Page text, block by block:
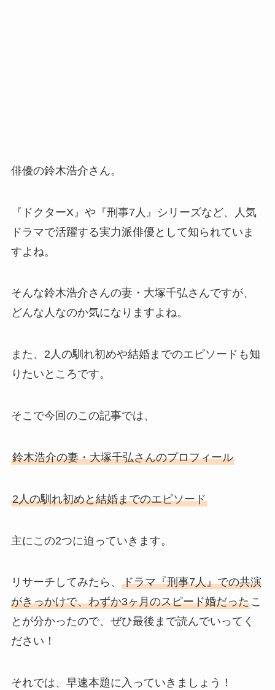
俳優の鈴木浩介さん。
『ドクターX』や『刑事7人』シリーズなど、人気
ドラマで活躍する実力派俳優として知られていま
すよね。
そんな鈴木浩介さんの妻・大塚千弘さんですが、
どんな人なのか気になりますよね。
また、2人の馴れ初めや結婚までのエピソードも知
りたいところです。
そこで今回のこの記事では、
鈴木浩介の妻・大塚千弘さんのプロフィール
2人の馴れ初めと結婚までのエピソード
主にこの2つに迫っていきます。
リサーチしてみたら、 ドラマ『刑事7人』での共演
がきっかけで、わずか3ヶ月のスピード婚だったこ
とが分かったので、ぜひ最後まで読んでいってく
ださい！
それでは、早速本題に入っていきましょう！